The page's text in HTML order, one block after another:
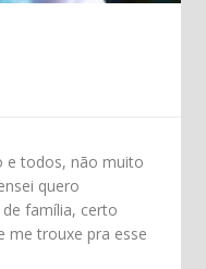
e todos, não muito
quero
família, certo
me trouxe pra esse